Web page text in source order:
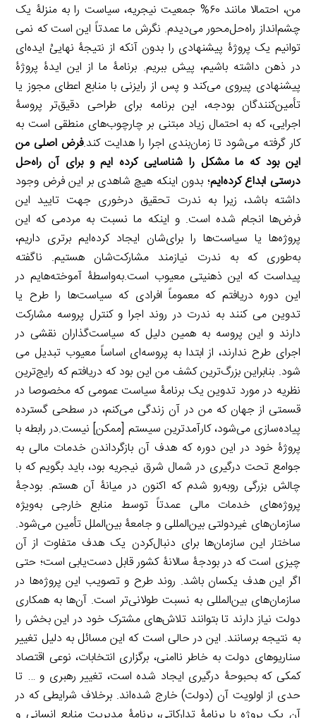
من، احتمالا مانند ۶۰% جمعیت نیجریه، سیاست را به منزلۀ یک
چشم‌انداز راه‌حل‌محور می‌دیدم. نگرش ما عمدتاً این است که نمی
توانیم یک پروژۀ پیشنهادی را بدون آنکه از نتیجۀ نهاییْ ایده‌ای
در ذهن داشته باشیم، پیش ببریم. برنامۀ ما از این ایدۀ پروژۀ
پیشنهادی پیروی می‌کند و پس از رایزنی با منابع اعطای مجوز یا
تأمین‌کنندگان بودجه، این برنامه برای طراحی دقیق‌تر پروسۀ
اجرایی، که به احتمال زیاد مبتنی بر چارچوب‌های منطقی است به
کار گرفته می‌شود تا زمان‌بندی اجرا را هدایت کند.فرض اصلی من
این بود که ما مشکل را شناسایی کرده ایم و برای آن راه‌حل
درستی ابداع کرده‌ایم؛ بدون اینکه هیچ شاهدی بر این فرض وجود
داشته باشد، زیرا به ندرت تحقیق درخوری جهت تایید این
فرض‌ها انجام شده است. و اینکه ما نسبت به مردمی که این
پروژه‌ها یا سیاست‌ها را برای‌شان ایجاد کرده‌ایم برتری داریم،
به‌طوری‌ که به‌ ندرت نیازمند مشارکت‌شان هستیم. ناگفته
پیداست که این ذهنیتی معیوب است.به‌واسطۀ آموخته‌هایم در
این دوره دریافتم که معموماً افرادی که سیاست‌ها را طرح یا
تدوین می کنند به ندرت در روند اجرا و کنترل پروسه مشارکت
دارند و این پروسه به همین دلیل که سیاست‌گذاران نقشی در
اجرای طرح ندارند، از ابتدا به پروسه‌ای اساساً معیوب تبدیل می
شود. بنابراین بزرگ‌ترین کشف من این بود که دریافتم که رایج‌ترین
نظریه‌ در مورد تدوین یک برنامۀ سیاست عمومی که مخصوصا در
قسمتی از جهان که من در آن زندگی ‌می‌کنم، در سطحی گسترده
پیاده‌سازی می‌شود، کارآمدترین سیستم [ممکن] نیست.در رابطه با
پروژۀ خود در این دوره که هدف آن بازگرداندن خدمات مالی به
جوامع تحت درگیری در شمال شرق نیجریه بود، باید بگویم که با
چالش بزرگی روبه‌رو شدم که اکنون در میانۀ آن هستم. بودجۀ
پروژه‌های خدمات مالی عمدتاً توسط منابع خارجی به‌ویژه
سازمان‌های غیر‌دولتی بین‌المللی و جامعۀ بین‌الملل تأمین می‌شود.
ساختار این سازمان‌ها برای دنبال‌کردن یک هدف متفاوت از آن
چیزی است که در بودجۀ سالانۀ کشور قابل دست‌یابی است؛ حتی
اگر این هدف یکسان باشد. روند طرح و تصویب این پروژه‌ها در
سازمان‌های بین‌المللی به نسبت طولانی‌تر است. آن‌ها به همکاری
دولت نیاز دارند تا بتوانند تلاش‌های مشترک خود در این بخش را
به نتیجه برسانند. این در حالی است که این مسائل به دلیل تغییر
سناریو‌های دولت به خاطر ناامنی، برگزاری انتخابات، نوعی اقتصاد
کمکی که بحبوحۀ درگیری ایجاد شده است، تغییر رهبری و … تا
حدی از اولویت آن (دولت) خارج شده‌اند. برخلاف شرایطی که در